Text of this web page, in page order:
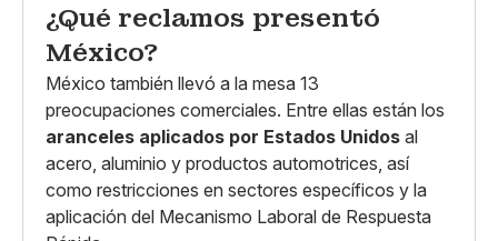
¿Qué reclamos presentó
México?
México también llevó a la mesa 13
preocupaciones comerciales. Entre ellas están los
aranceles aplicados por Estados Unidos al
acero, aluminio y productos automotrices, así
como restricciones en sectores específicos y la
aplicación del Mecanismo Laboral de Respuesta